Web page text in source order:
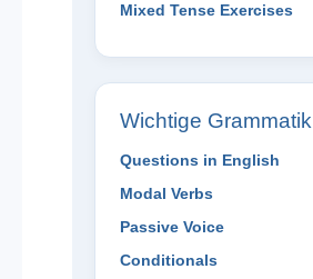
Mixed Tense Exercises
Wichtige Grammatik
Questions in English
Modal Verbs
Passive Voice
Conditionals